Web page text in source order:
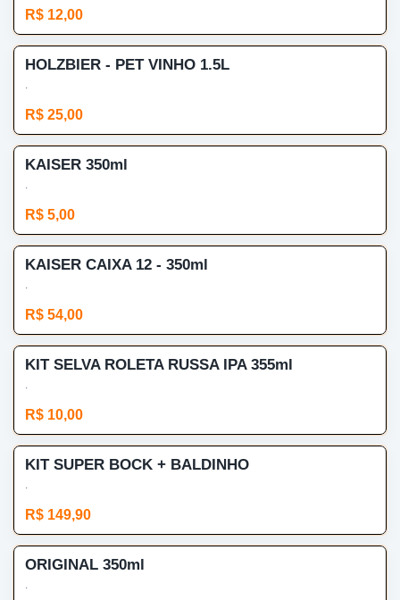
R$ 12,00
HOLZBIER - PET VINHO 1.5L
.
R$ 25,00
KAISER 350ml
.
R$ 5,00
KAISER CAIXA 12 - 350ml
.
R$ 54,00
KIT SELVA ROLETA RUSSA IPA 355ml
.
R$ 10,00
KIT SUPER BOCK + BALDINHO
.
R$ 149,90
ORIGINAL 350ml
.